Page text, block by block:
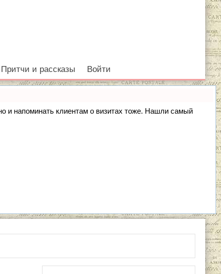
Притчи и рассказы Войти
и напоминать клиентам о визитах тоже. Нашли самый